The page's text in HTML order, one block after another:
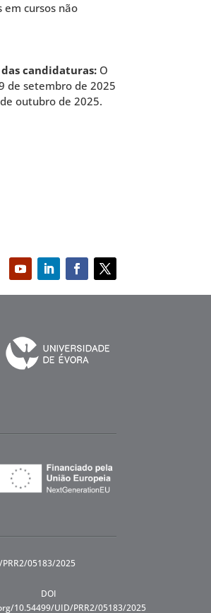
em cursos não
candidaturas: O
de setembro de 2025
outubro de 2025.
PRR2/05183/2025
DOI
10.54499/UID/PRR2/05183/2025